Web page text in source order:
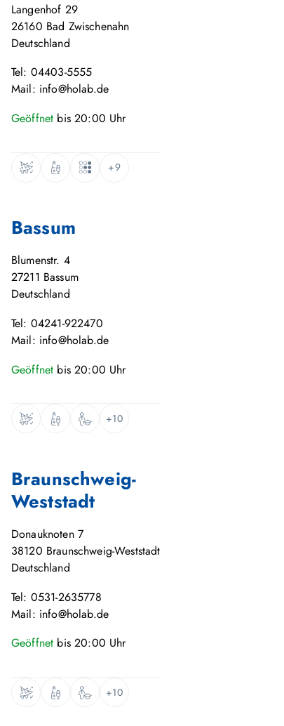
Langenhof 29
26160 Bad Zwischenahn
Deutschland
Tel: 04403-5555
Mail: info@holab.de
Geöffnet bis20:00 Uhr
+9
Bassum
Blumenstr. 4
27211 Bassum
Deutschland
Tel: 04241-922470
Mail: info@holab.de
Geöffnet bis20:00 Uhr
+10
Braunschweig-
Weststadt
Donauknoten 7
38120 Braunschweig-Weststadt
Deutschland
Tel: 0531-2635778
Mail: info@holab.de
Geöffnet bis20:00 Uhr
+10